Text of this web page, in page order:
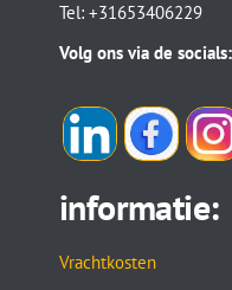
Tel: +31653406229
Volg ons via de socials:
informatie:
Vrachtkosten